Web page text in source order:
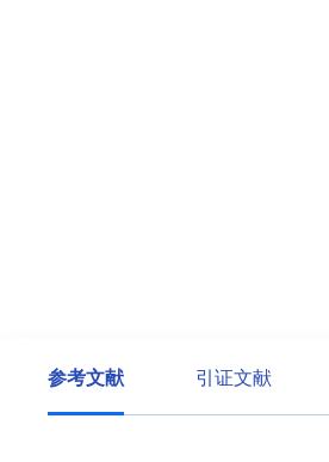
参考文献 引证文献